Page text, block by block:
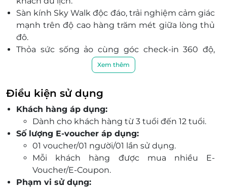
Sàn kính Sky Walk độc đáo, trải nghiệm cảm giác
mạnh trên độ cao hàng trăm mét giữa lòng thủ
đô.
Thỏa sức sống ảo cùng góc check-in 360 độ,
background thành phố lộng lẫy - điểm đến
”must-visit” với giới trẻ.
Trang bị kính viễn vọng chất lượng cao, giúp
ngắm nhìn Hà Nội chuyển động từ những góc
nhìn cực thú vị.
Dịch vụ đa dạng: quầy đồ uống, chụp ảnh lưu
niệm, không gian nghỉ chân thoải mái cho
chuyến vui chơi trọn vẹn.
Tiết kiệm tối đa khi đặt vé trước qua LifeLink -
nhận ưu đãi hấp dẫn, xác nhận nhanh, tiện lợi
mọi lúc mọi nơi.
Xem thêm
Điều kiện sử dụng
Khách hàng áp dụng:
Dành cho khách hàng từ 3 tuổi đến 12 tuổi.
Số lượng E-voucher áp dụng:
01 voucher/01 người/01 lần sử dụng.
Mỗi khách hàng được mua nhiều E-
Voucher/E-Coupon.
Phạm vi sử dụng: